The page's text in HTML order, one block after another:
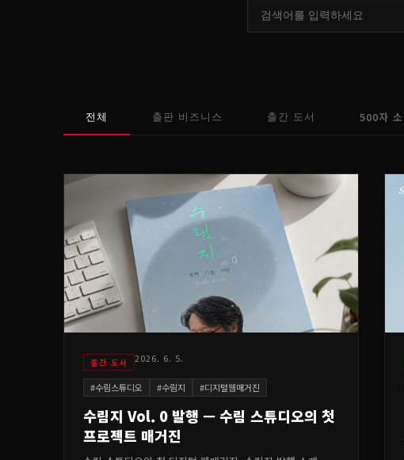
전체 출판 비즈니스 출간 도서 500자 소
출간 도서 2026. 6. 5.
#수림스튜디오 #수림지 #디지털웹매거진
수림지 Vol. 0 발행 — 수림 스튜디오의 첫
프로젝트 매거진